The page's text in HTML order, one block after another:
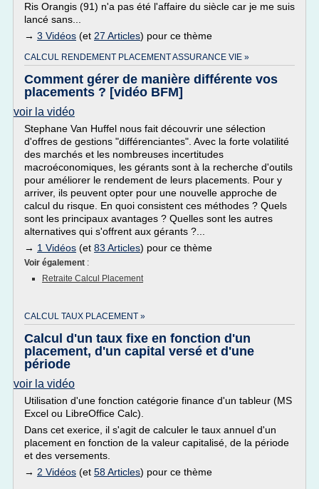
Ris Orangis (91) n'a pas été l'affaire du siècle car je me suis
lancé sans...
→ 3 Vidéos (et 27 Articles) pour ce thème
CALCUL RENDEMENT PLACEMENT ASSURANCE VIE »
Comment gérer de manière différente vos
placements ? [vidéo BFM]
voir la vidéo
Stephane Van Huffel nous fait découvrir une sélection
d'offres de gestions "différenciantes". Avec la forte volatilité
des marchés et les nombreuses incertitudes
macroéconomiques, les gérants sont à la recherche d'outils
pour améliorer le rendement de leurs placements. Pour y
arriver, ils peuvent opter pour une nouvelle approche de
calcul du risque. En quoi consistent ces méthodes ? Quels
sont les principaux avantages ? Quelles sont les autres
alternatives qui s'offrent aux gérants ?...
→ 1 Vidéos (et 83 Articles) pour ce thème
Voir également :
Retraite Calcul Placement
CALCUL TAUX PLACEMENT »
Calcul d'un taux fixe en fonction d'un
placement, d'un capital versé et d'une
période
voir la vidéo
Utilisation d'une fonction catégorie finance d'un tableur (MS
Excel ou LibreOffice Calc).
Dans cet exerice, il s'agit de calculer le taux annuel d'un
placement en fonction de la valeur capitalisé, de la période
et des versements.
→ 2 Vidéos (et 58 Articles) pour ce thème